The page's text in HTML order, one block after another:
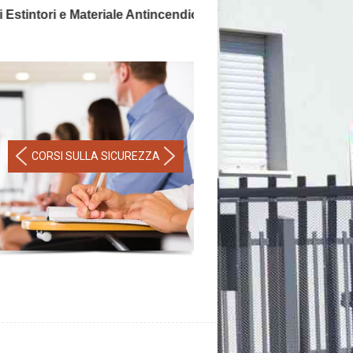
e Materiale Antincendio, la sicurezza non ha prezzo!
CORSI SULLA SICUREZZA